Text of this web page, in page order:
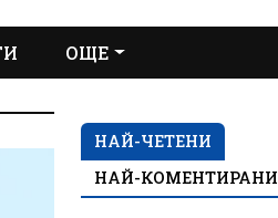
ОЩЕ
НАЙ-ЧЕТЕНИ
НАЙ-КОМЕНТИРАНИ